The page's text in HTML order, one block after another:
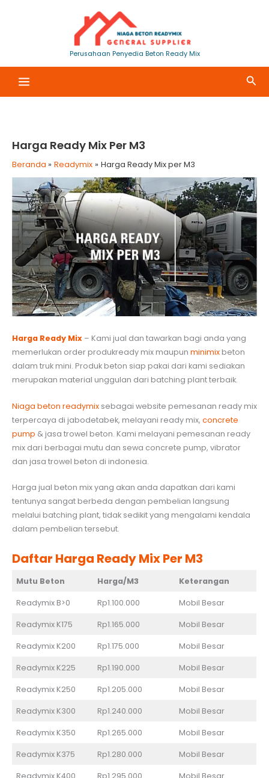
Perusahaan Penyedia Beton Ready Mix
Cari
Harga Ready Mix Per M3
Beranda Readymix Harga Ready Mix per M3
Harga Ready Mix– Kami jual dan tawarkan bagi anda yang
memerlukan order produkready mix maupun minimixbeton
dalam truk mini. Produk beton siap pakai dari kami sediakan
merupakan material unggulan dari batching plant terbaik.
Niaga beton readymixsebagai website pemesanan ready mix
terpercaya di jabodetabek, melayani ready mix, concrete
pump & jasa trowel beton. Kami melayani pemesanan ready
mix dari berbagai mutu dan sewa concrete pump, vibrator
dan jasa trowel beton di indonesia.
Harga jual beton mix yang akan anda dapatkan dari kami
tentunya sangat berbeda dengan pembelian langsung
melalui batching plant, tidak sedikit yang mengalami kendala
dalam pembelian tersebut.
Daftar Harga Ready Mix Per M3
Mutu Beton Harga/M3 Keterangan
Readymix B>0 Rp1.100.000 Mobil Besar
Readymix K175 Rp1.165.000 Mobil Besar
Readymix K200 Rp1.175.000 Mobil Besar
Readymix K225 Rp1.190.000 Mobil Besar
Readymix K250 Rp1.205.000 Mobil Besar
Readymix K300 Rp1.240.000 Mobil Besar
Readymix K350 Rp1.265.000 Mobil Besar
Readymix K375 Rp1.280.000 Mobil Besar